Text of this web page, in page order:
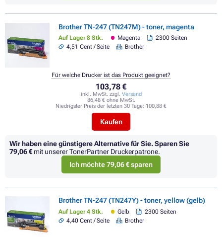
Brother TN-247 (TN247M) - toner, magenta
Auf Lager 8 Stk. Magenta
2300 Seiten
4,51 Cent / Seite
Brother
103,78 €
inkl. MwSt. zzgl. Versand
86,48 € ohne MwSt.
Niedrigster Preis der letzten 30 Tage: 100,88 €
Kaufen
Für welche Drucker ist das Produkt geeignet?
Wir haben eine günstigere Alternative für Sie.Sparen Sie
79,06 € mit unserer TonerPartner Druckerpatrone.
Ich möchte 79,06 € sparen
Brother TN-247 (TN247Y) - toner, yellow (gelb)
Auf Lager 4 Stk. Gelb
2300 Seiten
4,40 Cent / Seite
Brother